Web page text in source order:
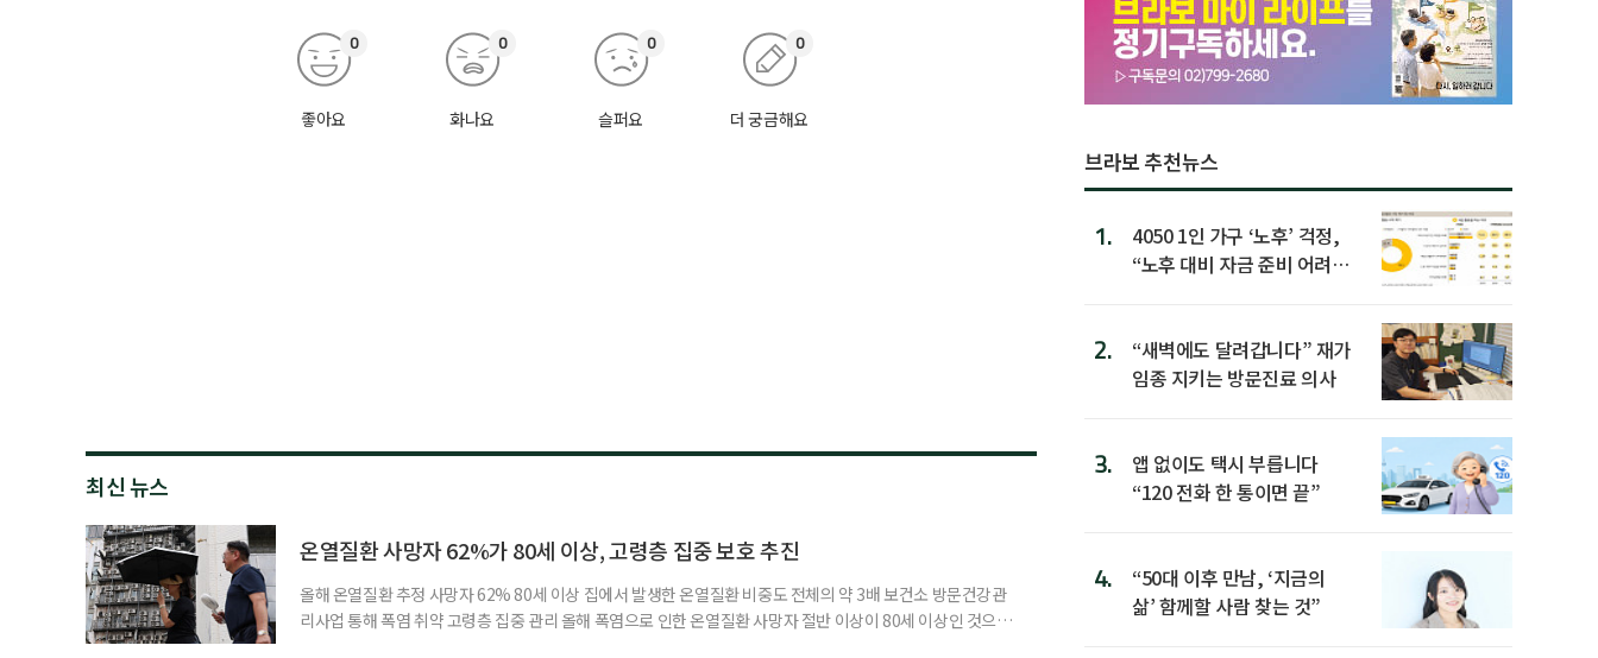
좋아요
0
화나요
0
슬퍼요
0
더 궁금해요
0
최신 뉴스
온열질환 사망자 62%가 80세 이상, 고령층 집중 보호 추진
올해 온열질환 추정 사망자 62% 80세 이상 집에서 발생한 온열질환 비중도 전체의 약 3배 보건소 방문건강관
리사업 통해 폭염 취약 고령층 집중 관리 올해 폭염으로 인한 온열질환 사망자 절반 이상이 80세 이상인 것으로
브라보 추천뉴스
1.
4050 1인 가구 ‘노후’ 걱정,
“노후 대비 자금 준비 어려
2.
“새벽에도 달려갑니다” 재가
임종 지키는 방문진료 의사
3.
앱 없이도 택시 부릅니다
“120 전화 한 통이면 끝”
4.
“50대 이후 만남, ‘지금의
삶’ 함께할 사람 찾는 것”